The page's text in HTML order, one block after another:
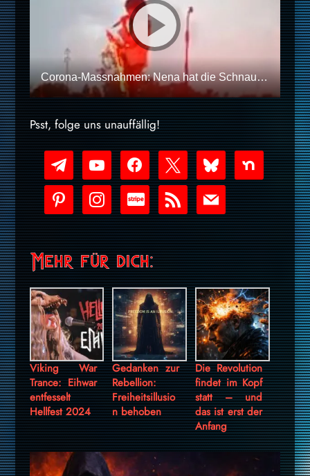
Corona-Massnahmen: Nena hat die Schnauze voll und Veranstalter droht mit Konzertabbruch
Psst, folge uns unauffällig!
telegramyoutube-
play
facebookx blueskynextdoor
pinterestinstagram
cc-
stripe
rss mail
Mehr für dich:
Viking War
Trance: Eihwar
entfesselt
Hellfest 2024
Gedanken zur
Rebellion:
Freiheitsillusio
n behoben
Die Revolution
findet im Kopf
statt – und
das ist erst der
Anfang